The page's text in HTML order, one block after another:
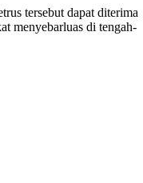
tersebut dapat diterima
menyebarluas di tengah-